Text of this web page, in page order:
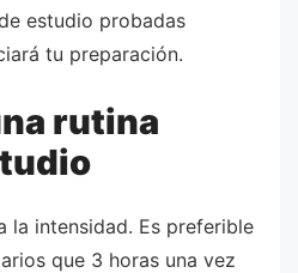
estudio probadas
tu preparación.
rutina
la intensidad. Es preferible
que 3 horas una vez